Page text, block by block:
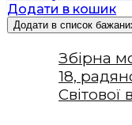
Додати в кошик
Додати в список
Збірна
18,
Світової